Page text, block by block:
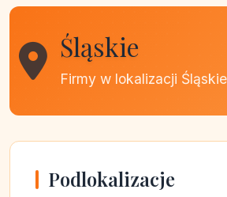
Śląskie
Firmy w lokalizacji Śląskie
Podlokalizacje